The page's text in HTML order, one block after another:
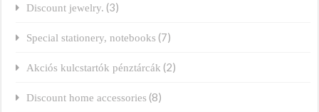
Discount jewelry. (3)
Special stationery, notebooks (7)
Akciós kulcstartók pénztárcák (2)
Discount home accessories (8)